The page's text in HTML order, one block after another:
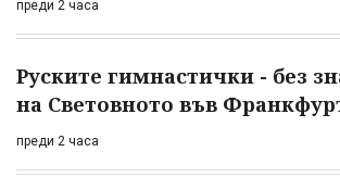
преди 2 часа
Руските гимнастички - без
на Световното във
преди 2 часа